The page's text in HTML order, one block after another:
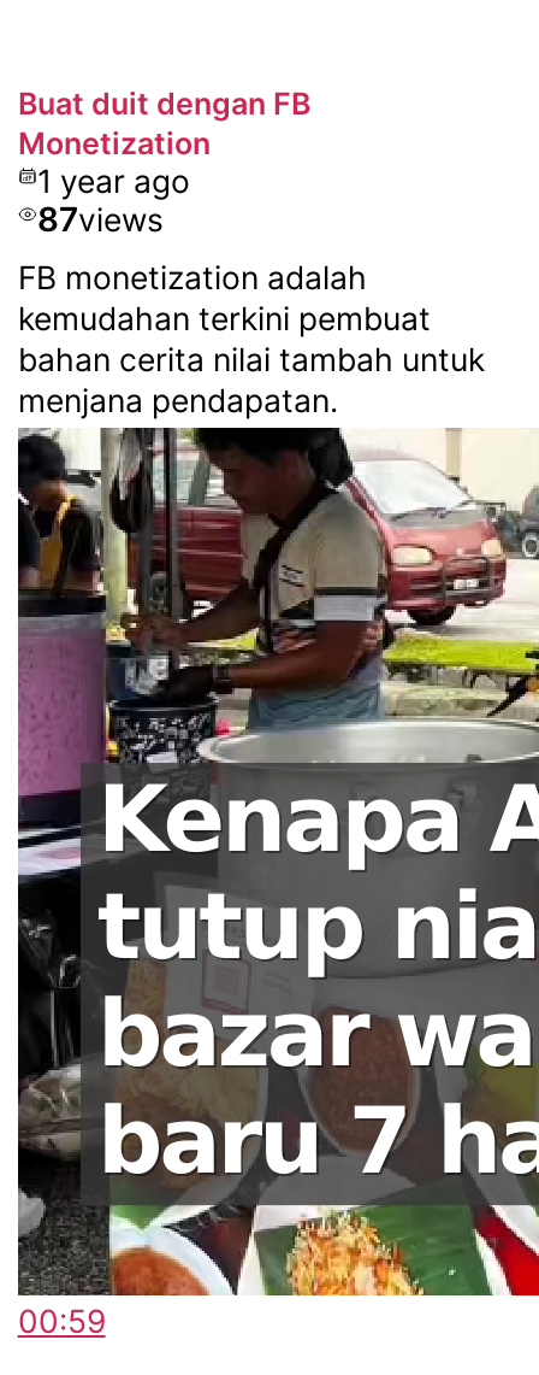
Buat duit dengan FB
Monetization
1 year ago
87views
FB monetization adalah
kemudahan terkini pembuat
bahan cerita nilai tambah untuk
menjana pendapatan.
00:59